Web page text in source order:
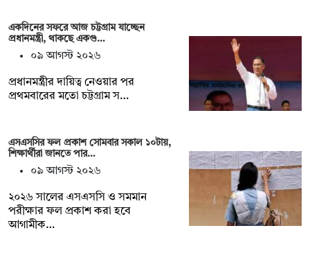
একদিনের সফরে আজ চট্টগ্রাম যাচ্ছেন
প্রধানমন্ত্রী, থাকছে একগু…
০৯ আগস্ট ২০২৬
প্রধানমন্ত্রীর দায়িত্ব নেওয়ার পর
প্রথমবারের মতো চট্টগ্রাম স…
এসএসসির ফল প্রকাশ সোমবার সকাল ১০টায়,
শিক্ষার্থীরা জানতে পার…
০৯ আগস্ট ২০২৬
২০২৬ সালের এসএসসি ও সমমান
পরীক্ষার ফল প্রকাশ করা হবে
আগামীক…